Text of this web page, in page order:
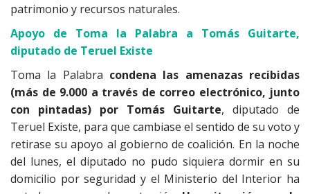
patrimonio y recursos naturales.
Apoyo de Toma la Palabra a Tomás Guitarte,
diputado de Teruel Existe
Toma la Palabra condena las amenazas recibidas
(más de 9.000 a través de correo electrónico, junto
con pintadas) por Tomás Guitarte, diputado de
Teruel Existe, para que cambiase el sentido de su voto y
retirase su apoyo al gobierno de coalición. En la noche
del lunes, el diputado no pudo siquiera dormir en su
domicilio por seguridad y el Ministerio del Interior ha